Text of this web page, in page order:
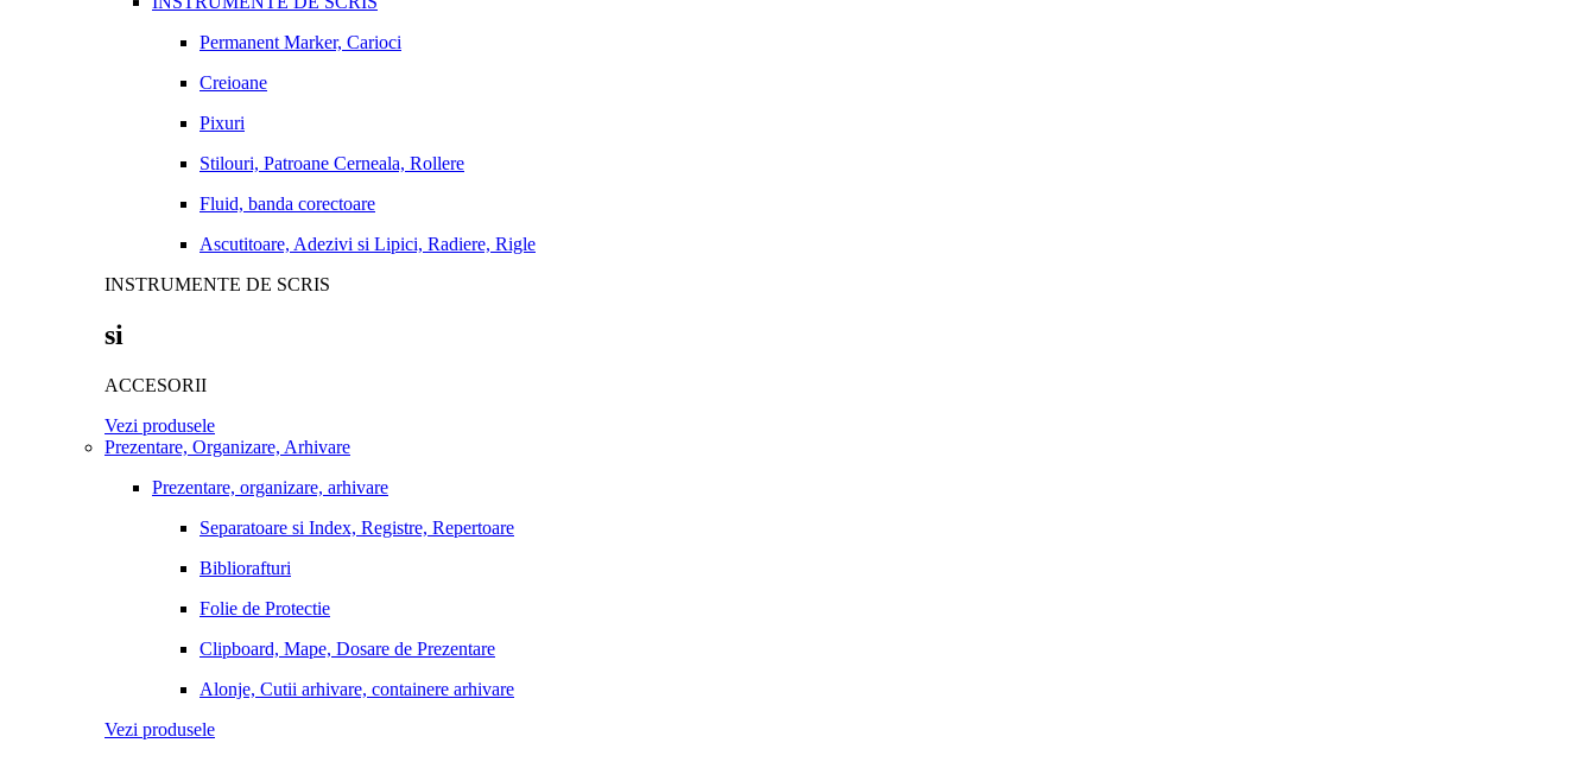
Permanent Marker, Carioci
Creioane
Pixuri
Stilouri, Patroane Cerneala, Rollere
Fluid, banda corectoare
Ascutitoare, Adezivi si Lipici, Radiere, Rigle
INSTRUMENTE DE SCRIS
si
ACCESORII
Vezi produsele
Prezentare, Organizare, Arhivare
Prezentare, organizare, arhivare
Separatoare si Index, Registre, Repertoare
Bibliorafturi
Folie de Protectie
Clipboard, Mape, Dosare de Prezentare
Alonje, Cutii arhivare, containere arhivare
Vezi produsele